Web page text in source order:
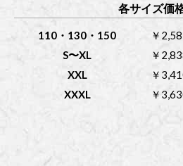
各サイズ価
110・130・150
￥
S〜XL
￥
XXL
￥
XXXL
￥